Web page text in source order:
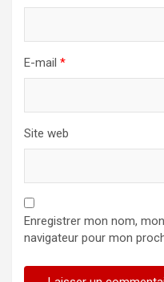
E-mail *
Site web
Enregistrer mon nom,
navigateur pour mon